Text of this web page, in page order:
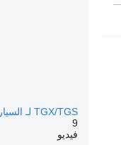
TGX/TGS لـ السيارات القاطرة MAN TGS, TGX
9
فيديو